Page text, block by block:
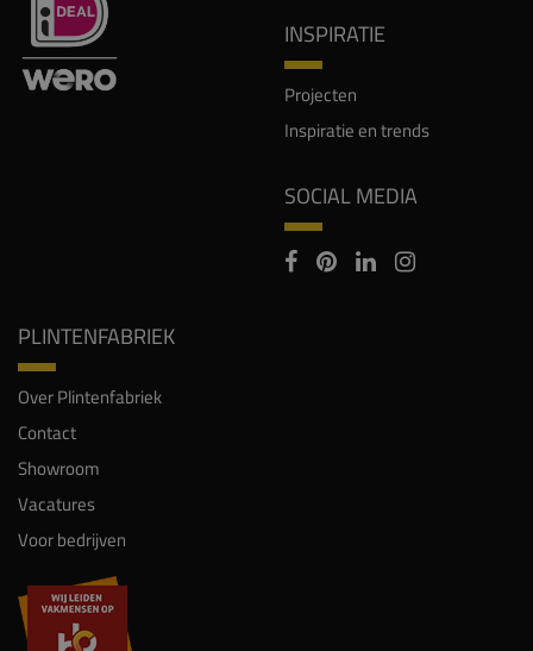
INSPIRATIE
Projecten
Inspiratie en trends
SOCIAL MEDIA
PLINTENFABRIEK
Over Plintenfabriek
Contact
Showroom
Vacatures
Voor bedrijven